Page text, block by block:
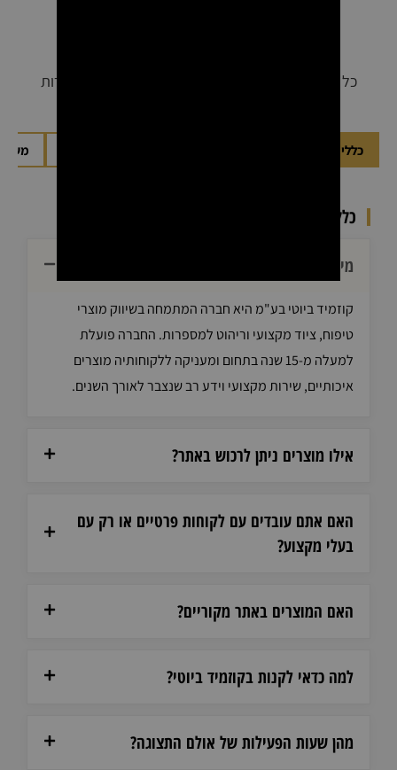
כל מה שרציתם לדעת על הרכישה, המשלוחים והשירות
כללי ואודות קוזמיד ביוטי
כללי ואודות קוזמיד ביוטי
מי היא קוזמיד ביוטי?
קוזמיד ביוטי בע"מ היא חברה המתמחה בשיווק מוצרי
טיפוח, ציוד מקצועי וריהוט למספרות. החברה פועלת
למעלה מ-15 שנה בתחום ומעניקה ללקוחותיה מוצרים
איכותיים, שירות מקצועי וידע רב שנצבר לאורך השנים.
אילו מוצרים ניתן לרכוש באתר?
האם אתם עובדים עם לקוחות פרטיים או רק עם
בעלי מקצוע?
האם המוצרים באתר מקוריים?
למה כדאי לקנות בקוזמיד ביוטי?
מהן שעות הפעילות של אולם התצוגה?